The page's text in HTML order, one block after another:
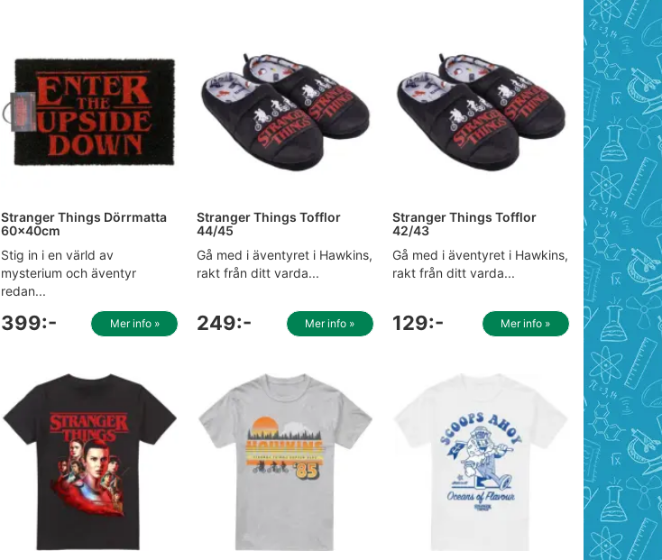
Stranger Things Dörrmatta
60x40cm
Stig in i en värld av
mysterium och äventyr
redan...
399:- Mer info »
Stranger Things Tofflor
44/45
Gå med i äventyret i Hawkins,
rakt från ditt varda...
249:- Mer info »
Stranger Things Tofflor
42/43
Gå med i äventyret i Hawkins,
rakt från ditt varda...
129:- Mer info »